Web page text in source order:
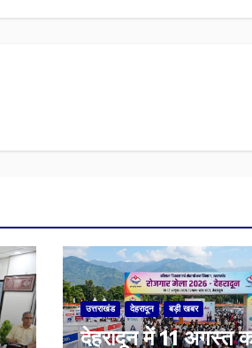
उत्तराखंड देहरादून बड़ी खबर
​देहरादून में 11 अगस्त